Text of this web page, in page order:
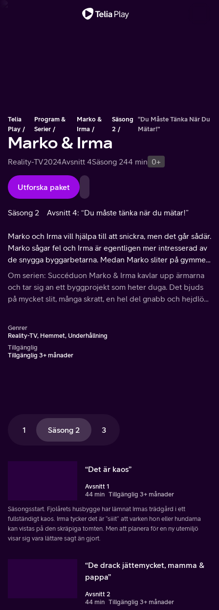
Telia
Play
Program &
Serier
Marko &
Irma
Säsong
2
“Du Måste Tänka När Du
Mätar!”
Marko & Irma
Reality-TV2024Avsnitt 4Säsong 244 min 0+
Utforska paket
Säsong 2 Avsnitt 4: “Du måste tänka när du mätar!”
Marko och Irma vill hjälpa till att snickra, men det går sådär.
Marko sågar fel och Irma är egentligen mer intresserad av
de snygga byggarbetarna. Medan Marko sliter på gymmet
dömer Irma en bävlingstävling. Och så blir det
minisemester i Gävle!
Om serien: Succéduon Marko & Irma kavlar upp ärmarna
och tar sig an ett byggprojekt som heter duga. Det bjuds
på mycket slit, många skratt, en hel del gnabb och hejdlöst
Genrer
Reality-TV, Hemmet, Underhållning
Tillgänglig
Tillgänglig 3+ månader
1 Säsong 2 3
“Det är kaos”
Avsnitt 1
44 min Tillgänglig 3+ månader
Säsongsstart. Fjolårets husbygge har lämnat Irmas trädgård i ett
fullständigt kaos. Irma tycker det är “siiit” att varken hon eller hundarna
kan vistas på den skräpiga tomten. Men att planera för en ny utemiljö
visar sig vara lättare sagt än gjort.
“De drack jättemycket, mamma &
pappa”
Avsnitt 2
44 min Tillgänglig 3+ månader